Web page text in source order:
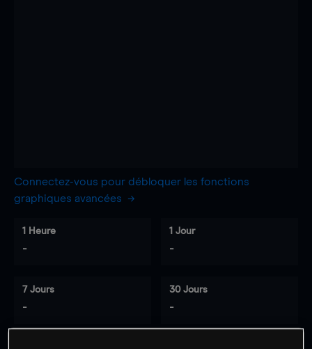
Connectez-vous pour débloquer les fonctions
graphiques avancées
1 Heure
-
1 Jour
-
7 Jours
-
30 Jours
-